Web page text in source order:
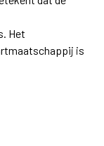
Het
is